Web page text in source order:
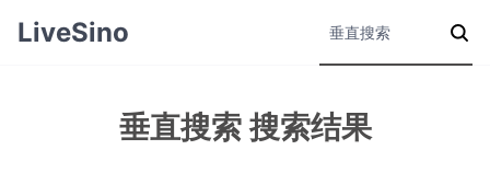
LiveSino
垂直搜索 搜索结果